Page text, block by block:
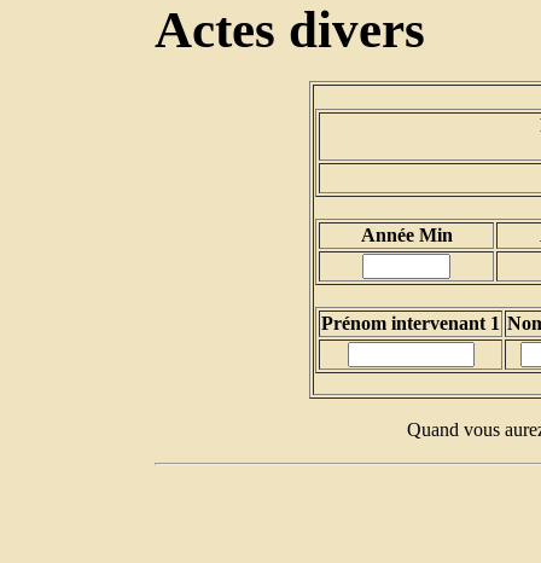
Actes divers
Année Min
Prénom intervenant 1
Quand vous